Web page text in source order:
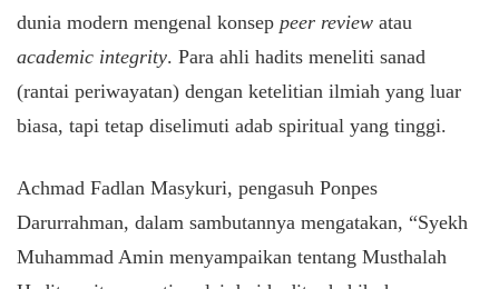
dunia modern mengenal konsep peer review atau
academic integrity. Para ahli hadits meneliti sanad
(rantai periwayatan) dengan ketelitian ilmiah yang luar
biasa, tapi tetap diselimuti adab spiritual yang tinggi.
Achmad Fadlan Masykuri, pengasuh Ponpes
Darurrahman, dalam sambutannya mengatakan, “Syekh
Muhammad Amin menyampaikan tentang Musthalah